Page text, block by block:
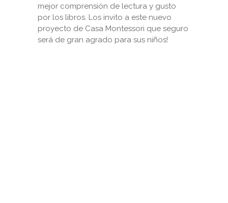
mejor comprensión de lectura y gusto
por los libros. Los invito a este nuevo
proyecto de Casa Montessori que seguro
será de gran agrado para sus niños!